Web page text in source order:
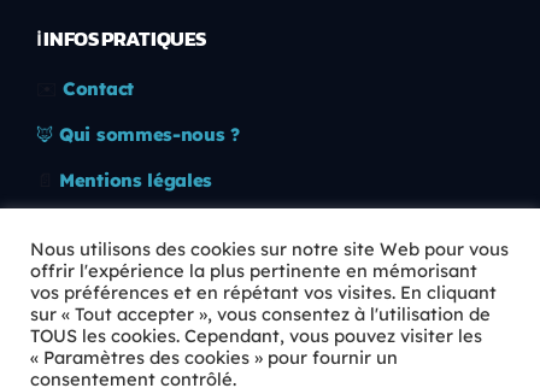
ℹ️ INFOS PRATIQUES
Contact
🦊 Qui sommes-nous ?
Mentions légales
🛡️ RGPD
Copyright © 2026 Animkids. Tous droits réservés.
Nous utilisons des cookies sur notre site Web pour vous
offrir l'expérience la plus pertinente en mémorisant
vos préférences et en répétant vos visites. En cliquant
sur « Tout accepter », vous consentez à l'utilisation de
TOUS les cookies. Cependant, vous pouvez visiter les
« Paramètres des cookies » pour fournir un
consentement contrôlé.